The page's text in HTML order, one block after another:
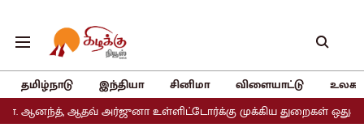
தமிழ்நாடு இந்தியா சினிமா விளையாட்டு
அர்ஜுனா உள்ளிட்டோர்க்கு முக்கிய துறைகள் ஒதுக்கீடு